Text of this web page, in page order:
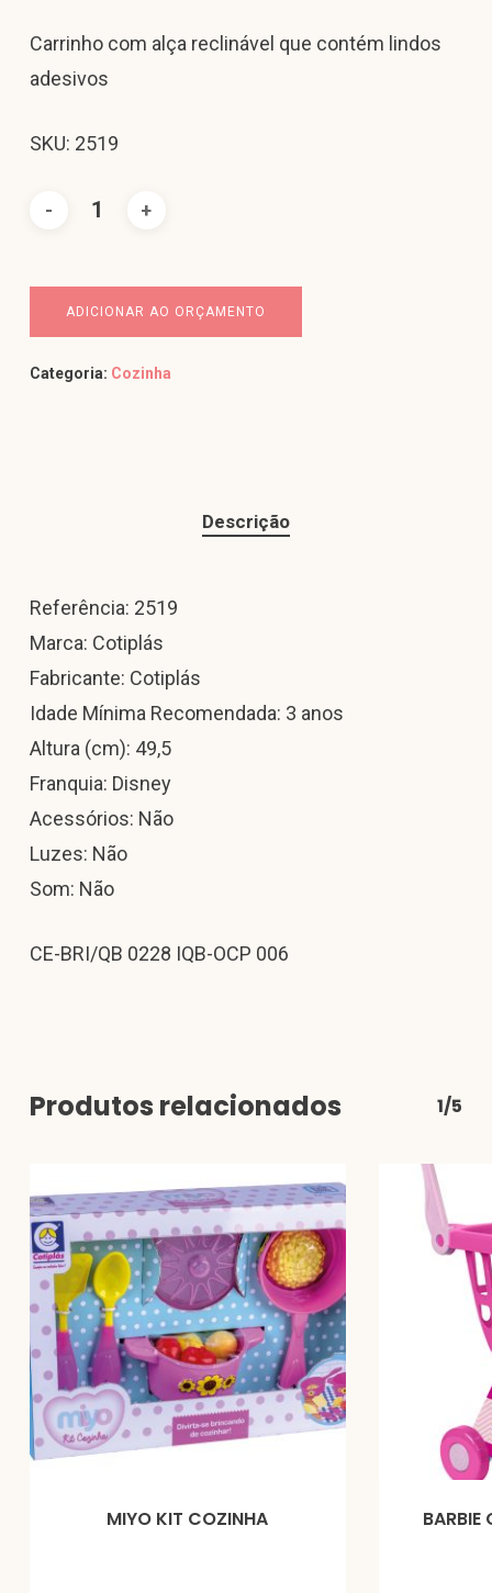
Carrinho com alça reclinável que contém lindos
adesivos
SKU: 2519
ADICIONAR AO ORÇAMENTO
Categoria: Cozinha
Descrição
Referência: 2519
Marca: Cotiplás
Fabricante: Cotiplás
Idade Mínima Recomendada: 3 anos
Altura (cm): 49,5
Franquia: Disney
Acessórios: Não
Luzes: Não
Som: Não
CE-BRI/QB 0228 IQB-OCP 006
Produtos relacionados 1/5
MIYO KIT COZINHA BARBIE